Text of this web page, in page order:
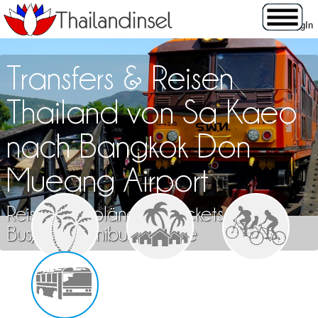
Transfers & Reisen
Thailand von Sa Kaeo
nach Bangkok Don
Mueang Airport
Reisen, Fahrpläne und Tickets für Zug,
Bus, Flug, Minibus & Fähre